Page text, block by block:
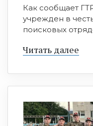
Как сообщает
учрежден в
поисковых
Читать далее